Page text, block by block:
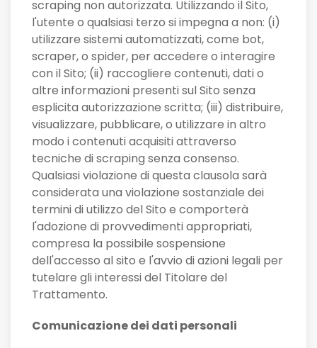
scraping non autorizzata. Utilizzando il Sito,
l'utente o qualsiasi terzo si impegna a non: (i)
utilizzare sistemi automatizzati, come bot,
scraper, o spider, per accedere o interagire
con il Sito; (ii) raccogliere contenuti, dati o
altre informazioni presenti sul Sito senza
esplicita autorizzazione scritta; (iii) distribuire,
visualizzare, pubblicare, o utilizzare in altro
modo i contenuti acquisiti attraverso
tecniche di scraping senza consenso.
Qualsiasi violazione di questa clausola sarà
considerata una violazione sostanziale dei
termini di utilizzo del Sito e comporterà
l'adozione di provvedimenti appropriati,
compresa la possibile sospensione
dell'accesso al sito e l'avvio di azioni legali per
tutelare gli interessi del Titolare del
Trattamento.
Comunicazione dei dati personali